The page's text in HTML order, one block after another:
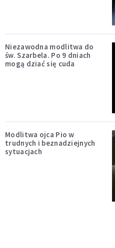
Niezawodna modlitwa do
św. Szarbela. Po 9 dniach
mogą dziać się cuda
Modlitwa ojca Pio w
trudnych i beznadziejnych
sytuacjach